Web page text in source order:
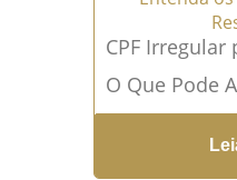
CPF Irregular
O Que Pode
um CPF
diversas